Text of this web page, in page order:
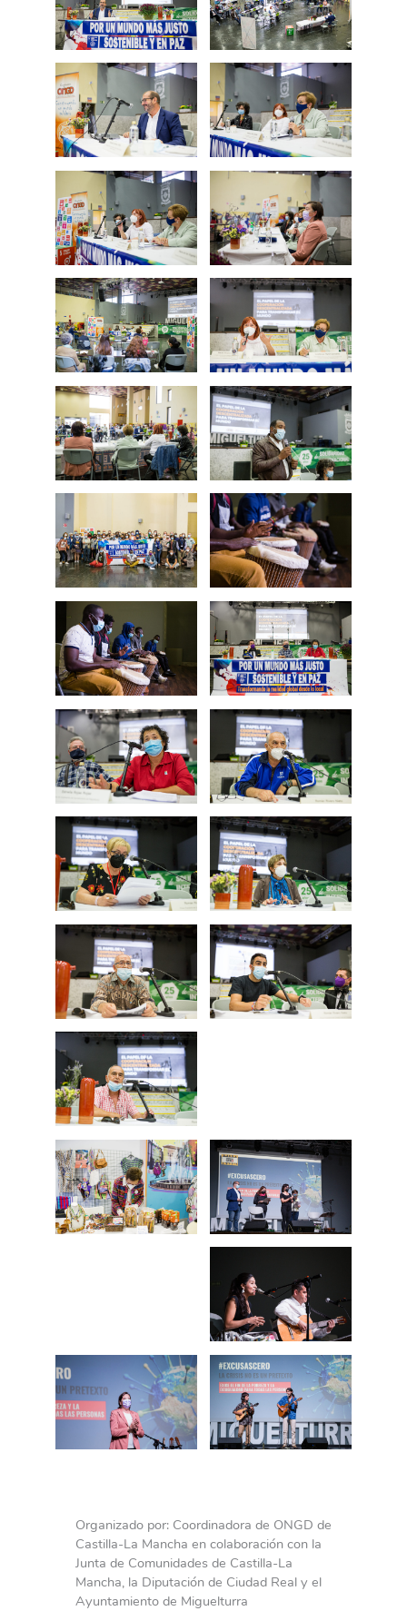
Organizado por: Coordinadora de ONGD de
Castilla-La Mancha en colaboración con la
Junta de Comunidades de Castilla-La
Mancha, la Diputación de Ciudad Real y el
Ayuntamiento de Miguelturra